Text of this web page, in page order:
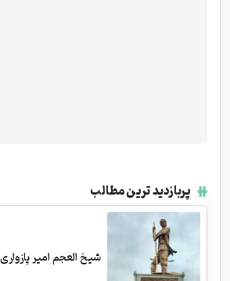
پربازدید ترین مطالب
شیخ العجم امیر پازواری